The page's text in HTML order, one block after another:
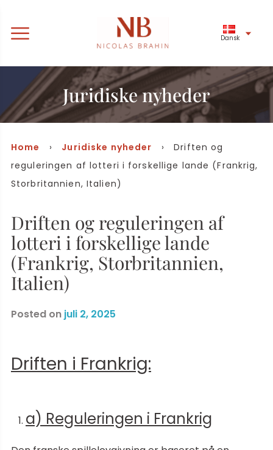
Dansk
Juridiske nyheder
Home › Juridiske nyheder › Driften og
reguleringen af lotteri i forskellige lande (Frankrig,
Storbritannien, Italien)
Driften og reguleringen af
lotteri i forskellige lande
(Frankrig, Storbritannien,
Italien)
Posted on juli 2, 2025
Driften i Frankrig:
a) Reguleringen i Frankrig